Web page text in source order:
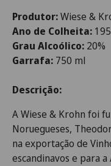
Produtor:Wiese &
Ano de Colheita:
Grau Alcoólico: 20%
Garrafa: 750 ml
Descrição:
A Wiese & Krohn foi
Noruegueses,
na exportação de
escandinavos e para